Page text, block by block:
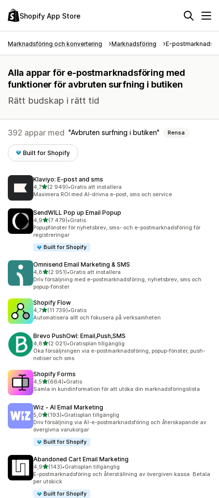
Shopify App Store
Marknadsföring och konvertering Marknadsföring E-
Alla appar för e-postmarknadsföring med
funktioner för avbruten surfning i butiken
Rätt budskap i rätt tid
392 appar med Avbruten surfning i butiken Rensa
Built for Shopify
Klaviyo: E‑post and sms
4,7av 5 stjärnor
(2 949)
2949 recensioner totalt
•Gratis att installera
Maximera ROI med AI-drivna e-post, sms och service
SendWILL Pop up Email Popup
4,9av 5 stjärnor
(7 479)
7479 recensioner totalt
•Gratis
Popupfönster för nyhetsbrev, sms- och e-postmarknadsföring för
registreringar
Built for Shopify
Omnisend Email Marketing & SMS
4,8av 5 stjärnor
(2 951)
2951 recensioner totalt
•Gratis att installera
Driv försäljning med e-postmarknadsföring, nyhetsbrev, sms och
popup-fönster
Shopify Flow
4,7av 5 stjärnor
(11 739)
11739 recensioner totalt
•Gratis
Automatisera allt och fokusera på verksamheten
Brevo PushOwl: Email,Push,SMS
4,8av 5 stjärnor
(2 021)
2021 recensioner totalt
•Gratisplan tillgänglig
Öka försäljningen via e-postmarknadsföring, popup-fönster, push-
notiser och sms
Shopify Forms
4,5av 5 stjärnor
(664)
664 recensioner totalt
•Gratis
Samla in kundinformation för att utöka din marknadsföringslista
Wiz ‑ AI Email Marketing
5,0av 5 stjärnor
(193)
193 recensioner totalt
•Gratisplan tillgänglig
Driv försäljning via AI-e-postmarknadsföring och återskapande av
övergivna varukorgar
Built for Shopify
Abandoned Cart Email Marketing
4,9av 5 stjärnor
(143)
143 recensioner totalt
•Gratisplan tillgänglig
E-postmarknadsföring och återställning av övergiven kassa. Betala
per utskick
Built for Shopify